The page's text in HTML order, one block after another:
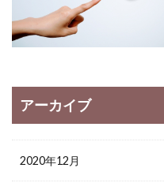
アーカイブ
2020年12月